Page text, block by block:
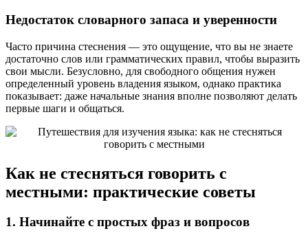
Недостаток словарного запаса и уверенности
Часто причина стеснения — это ощущение, что вы не знаете
достаточно слов или грамматических правил, чтобы выразить
свои мысли. Безусловно, для свободного общения нужен
определенный уровень владения языком, однако практика
показывает: даже начальные знания вполне позволяют делать
первые шаги и общаться.
Как не стесняться говорить с
местными: практические советы
1. Начинайте с простых фраз и вопросов